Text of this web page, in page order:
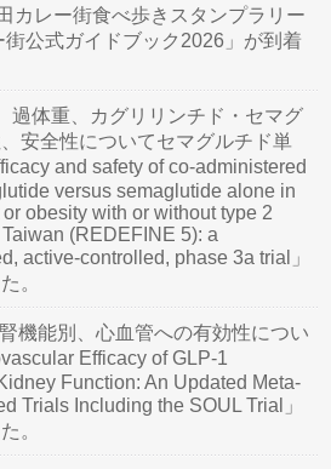
カレー街食べ歩きスタンプラリー
公式ガイドブック2026」が到着
過体重、カグリリンチド・セマグ
安全性についてセマグルチド単
and safety of co-administered
versus semaglutide alone in
obesity with or without type 2
(REDEFINE 5): a
active-controlled, phase 3a trial」
。
機能別、心血管への有効性につい
Efficacy of GLP-1
Function: An Updated Meta-
Trials Including the SOUL Trial」
。